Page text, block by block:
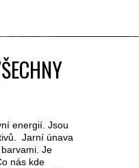
energií. Jsou
Jarní únava
Je
nás kde